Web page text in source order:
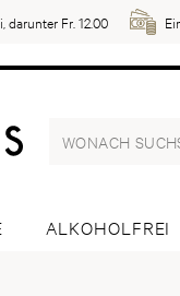
darunter Fr. 12.00
ALKOHOLFREI